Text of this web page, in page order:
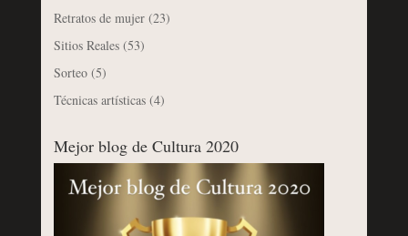
Retratos de mujer(23)
Sitios Reales(53)
Sorteo(5)
Técnicas artísticas(4)
Mejor blog de Cultura 2020